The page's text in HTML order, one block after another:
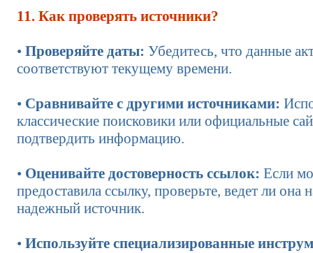
11. Как проверять источники?
• Проверяйте даты: Убедитесь, что данные
соответствуют текущему времени.
• Сравнивайте с другими источниками:
классические поисковики или официальные
подтвердить информацию.
• Оценивайте достоверность ссылок: Если
предоставила ссылку, проверьте, ведет ли она
надежный источник.
• Используйте специализированные